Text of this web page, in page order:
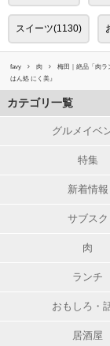
スイーツ(1130)
favy 肉
梅田｜絶品「肉ラ
はん処 にく美』
カテゴリ一覧
グルメイベ
特集
新着情報
サブスク
肉
ランチ
おもしろ・
居酒屋